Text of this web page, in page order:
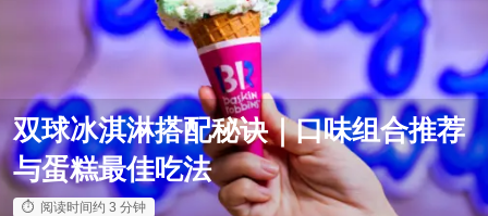
双球冰淇淋搭配秘诀｜口味组合推荐
与蛋糕最佳吃法
阅读时间约 3 分钟